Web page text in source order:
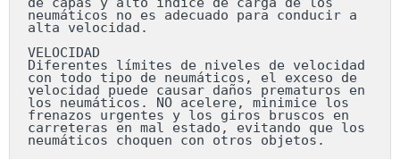
neumáticos no es adecuado para conducir a
alta velocidad.
VELOCIDAD
Diferentes límites de niveles de velocidad
con todo tipo de neumáticos, el exceso de
velocidad puede causar daños prematuros en
los neumáticos. NO acelere, minimice los
frenazos urgentes y los giros bruscos en
carreteras en mal estado, evitando que los
neumáticos choquen con otros objetos.